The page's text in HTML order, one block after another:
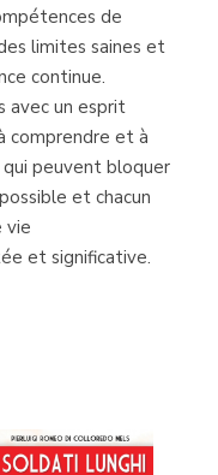
de
limites saines et
continue.
avec un esprit
comprendre et à
peuvent bloquer
et chacun
vie
et significative.